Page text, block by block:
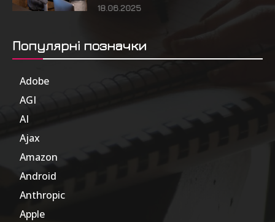
18.06.2025
Популярні позначки
Adobe
AGI
AI
Ajax
Amazon
Android
Anthropic
Apple